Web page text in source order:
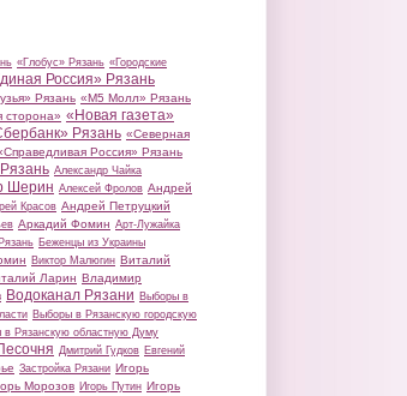
«Глобус» Рязань «Городские
Россия» Рязань
Рязань «М5 Молл» Рязань
сторона» «Новая газета»
Рязань «Северная
Россия» Рязань
Александр Чайка
Шерин Алексей Фролов Андрей
Красов Андрей Петруцкий
Аркадий Фомин Арт-Лужайка
Беженцы из Украины
Виктор Малюгин Виталий
Ларин Владимир
Водоканал Рязани Выборы в
Выборы в Рязанскую городскую
в Рязанскую областную Думу
Дмитрий Гудков Евгений
Застройка Рязани Игорь
Морозов Игорь Путин Игорь